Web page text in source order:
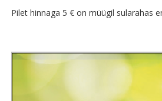
Pilet hinnaga 5 € on müügil sularahas